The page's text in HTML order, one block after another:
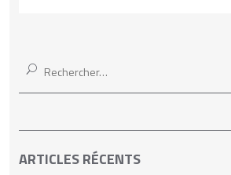
Rechercher :
ARTICLES RÉCENTS